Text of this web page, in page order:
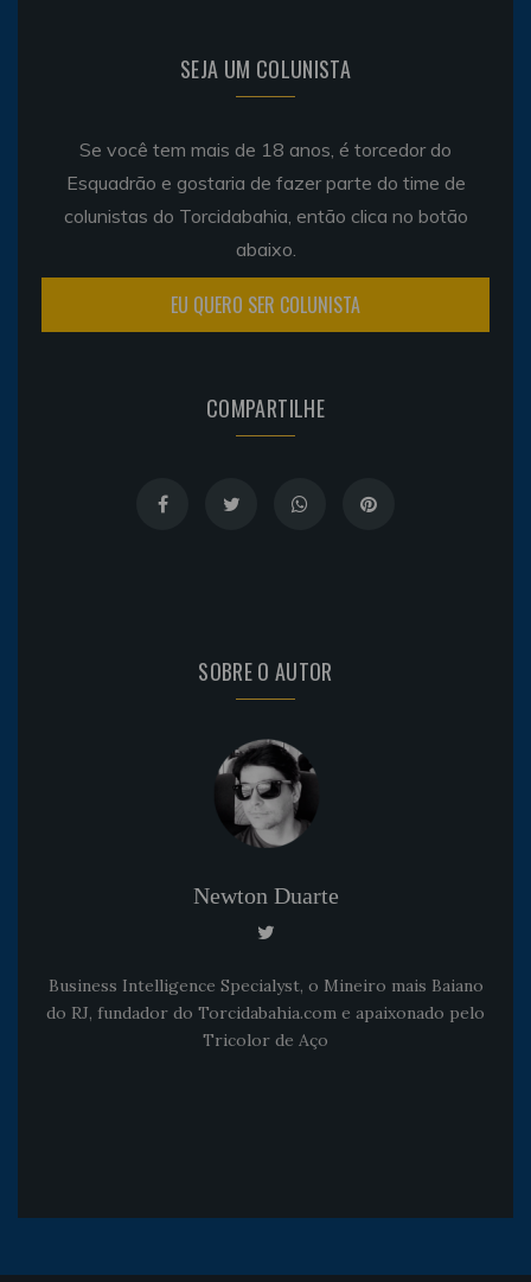
SEJA UM COLUNISTA
Se você tem mais de 18 anos, é torcedor do
Esquadrão e gostaria de fazer parte do time de
colunistas do Torcidabahia, então clica no botão
abaixo.
EU QUERO SER COLUNISTA
COMPARTILHE
SOBRE O AUTOR
Newton Duarte
Business Intelligence Specialyst, o Mineiro mais Baiano
do RJ, fundador do Torcidabahia.com e apaixonado pelo
Tricolor de Aço